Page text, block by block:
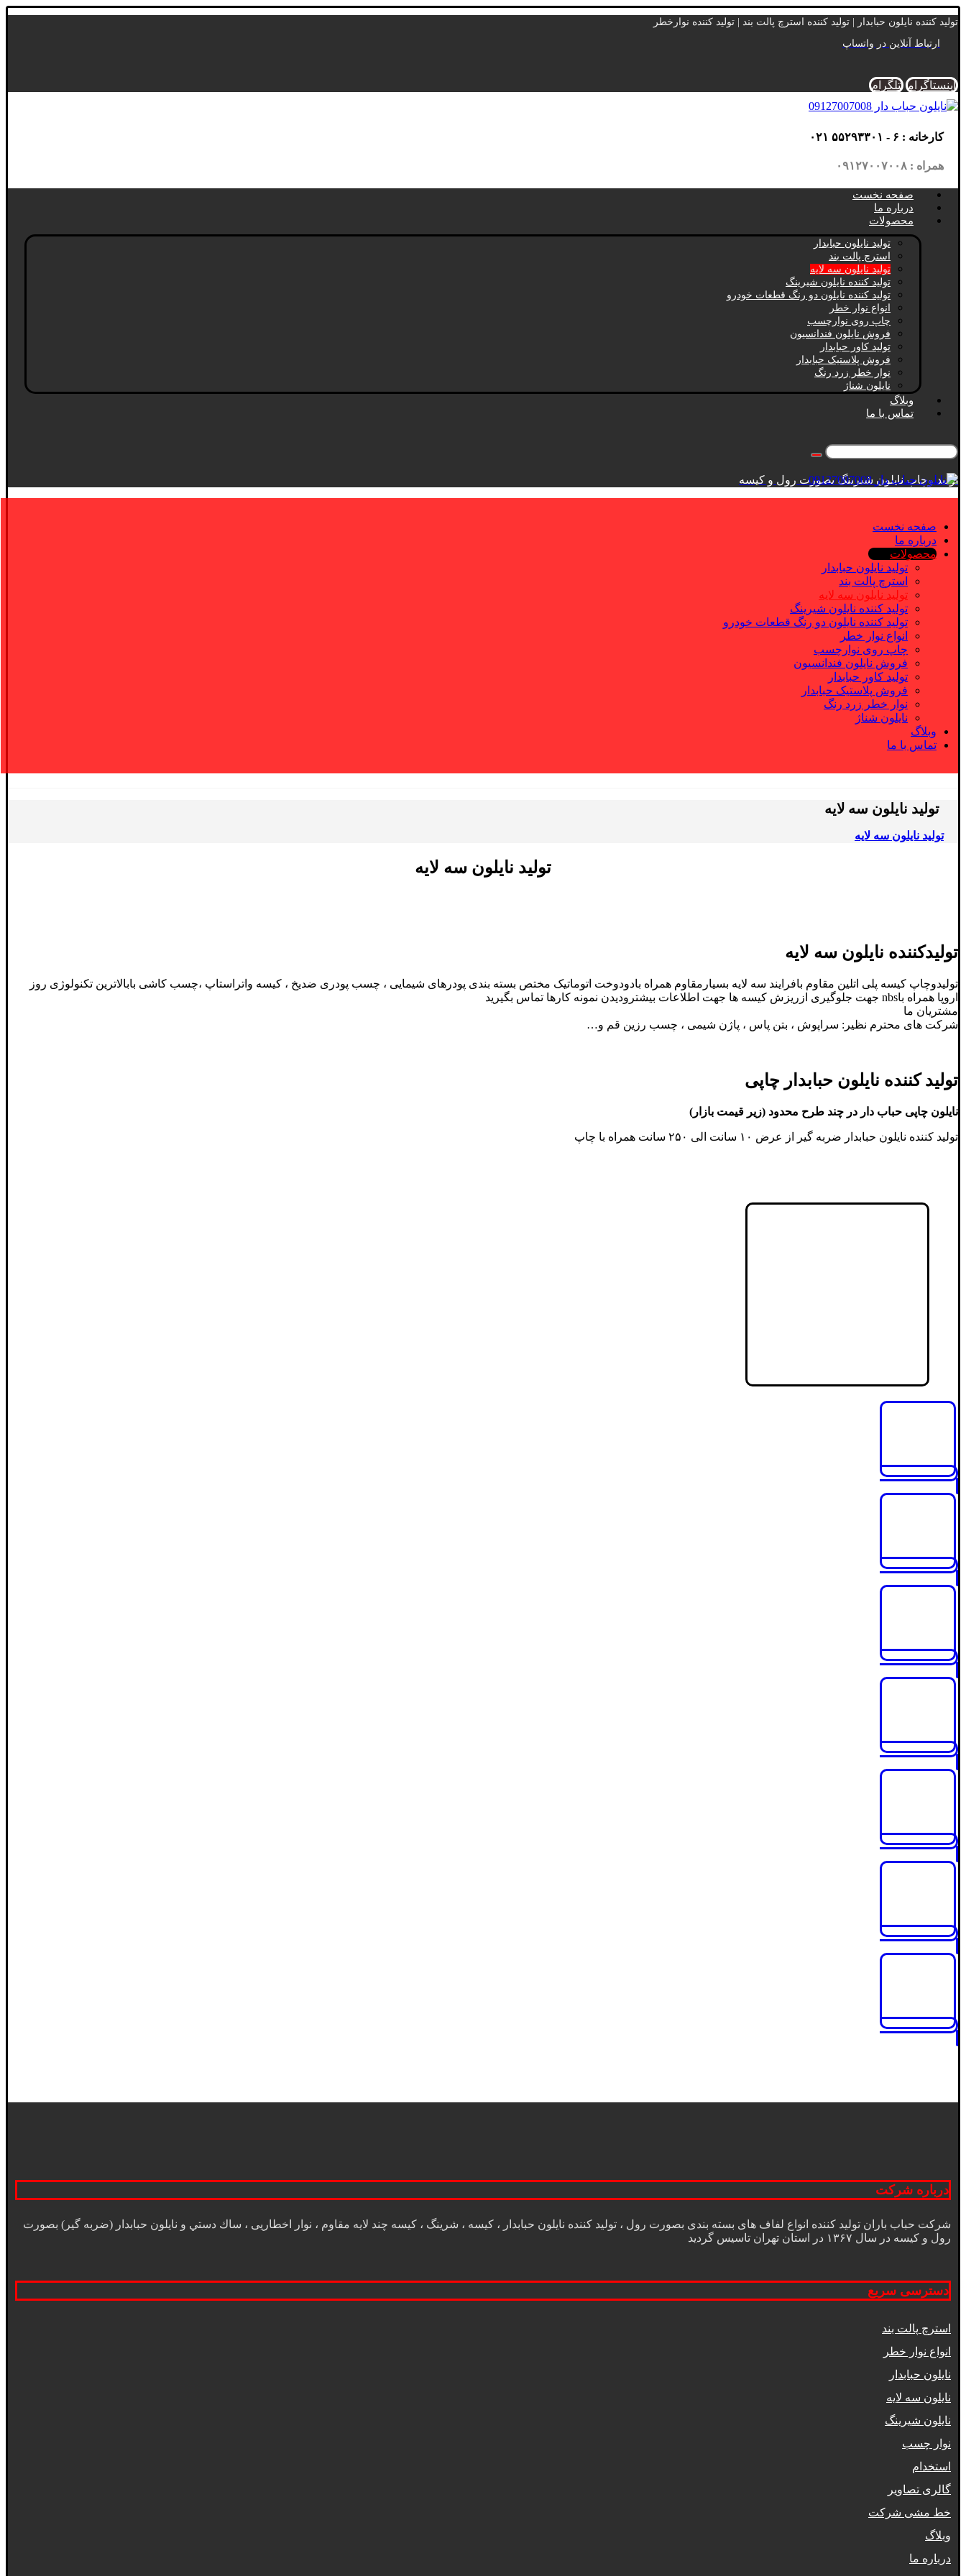
تولید کننده نایلون حبابدار | تولید کننده استرچ پالت بند | تولید کننده نوارخطر
ارتباط آنلاین در واتساپ
اینستاگرام تلگرام
کارخانه : ۶ - ۵۵۲۹۳۳۰۱ ۰۲۱
همراه : ۰۹۱۲۷۰۰۷۰۰۸
صفحه نخست
درباره ما
محصولات
تولید نایلون حبابدار
استرچ پالت بند
تولید نایلون سه لایه
تولید کننده نایلون شیرینگ
تولید کننده نایلون دو رنگ قطعات خودرو
انواع نوار خطر
چاپ روی نوارچسب
فروش نایلون فندانسیون
تولید کاور حبابدار
فروش پلاستیک حبابدار
نوار خطر زرد رنگ
نایلون شناژ
وبلاگ
تماس با ما
تولید وچاپ نایلون شیرینگ بصورت رول و کیسه
صفحه نخست
درباره ما
محصولات
تولید نایلون حبابدار
استرچ پالت بند
تولید نایلون سه لایه
تولید کننده نایلون شیرینگ
تولید کننده نایلون دو رنگ قطعات خودرو
انواع نوار خطر
چاپ روی نوارچسب
فروش نایلون فندانسیون
تولید کاور حبابدار
فروش پلاستیک حبابدار
نوار خطر زرد رنگ
نایلون شناژ
وبلاگ
تماس با ما
تولید نایلون سه لایه
تولید نایلون سه لایه
تولید نایلون سه لایه
تولیدکننده نایلون سه لایه
تولیدوچاپ کیسه پلی اتلین مقاوم بافرایند سه لایه بسیارمقاوم همراه بادودوخت اتوماتیک مختص بسته بندی پودرهای شیمایی ، چسب پودری ضدیخ ، کیسه واتراستاپ ،چسب کاشی بابالاترین تکنولوژی روز
اروپا همراه باnbs جهت جلوگیری ازریزش کیسه ها جهت اطلاعات بیشترودیدن نمونه کارها تماس بگیرید
مشتریان ما
شرکت های محترم نظیر: سراپوش ، بتن پاس ، پاژن شیمی ، چسب رزین قم و…
تولید کننده نایلون حبابدار چاپی
نایلون چاپی حباب دار در چند طرح محدود (زیر قیمت بازار)
تولید کننده نایلون حبابدار ضربه گیر از عرض ۱۰ سانت الی ۲۵۰ سانت همراه با چاپ
درباره شرکت
شرکت حباب باران توليد كننده انواع لفاف های بسته بندی بصورت رول ، تولید کننده نایلون حبابدار ، كيسه ، شرينگ ، كيسه چند لايه مقاوم ، نوار اخطاريی ، ساك دستي و نايلون حبابدار (ضربه گير) بصورت
رول و كيسه در سال ۱۳۶۷ در استان تهران تاسيس گرديد
دسترسی سریع
استرچ پالت بند
انواع نوار خطر
نایلون حبابدار
نایلون سه لایه
نایلون شیرینگ
نوار چسب
استخدام
گالری تصاویر
خط مشی شرکت
وبلاگ
درباره ما